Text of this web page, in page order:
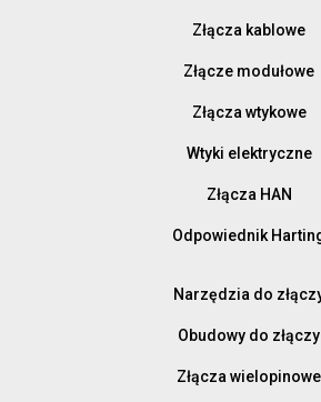
Złącza kablowe
Złącze modułowe
Złącza wtykowe
Wtyki elektryczne
Złącza HAN
Odpowiednik
Narzędzia do
Obudowy do złączy
Złącza wielopinowe